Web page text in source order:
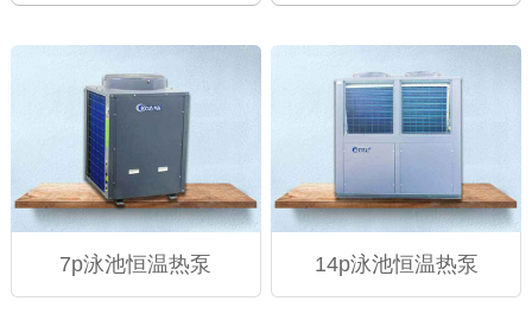
7p泳池恒温热泵 14p泳池恒温热泵